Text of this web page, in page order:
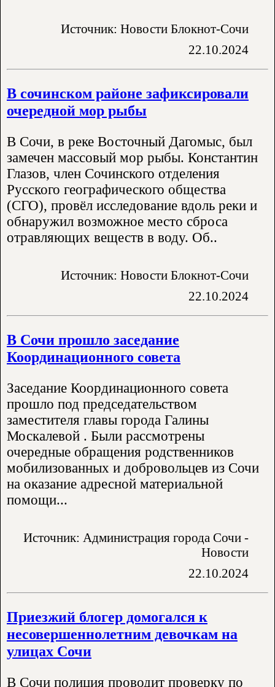
Источник: Новости Блокнот-Сочи
22.10.2024
В сочинском районе зафиксировали
очередной мор рыбы
В Сочи, в реке Восточный Дагомыс, был
замечен массовый мор рыбы. Константин
Глазов, член Сочинского отделения
Русского географического общества
(СГО), провёл исследование вдоль реки и
обнаружил возможное место сброса
отравляющих веществ в воду. Об..
Источник: Новости Блокнот-Сочи
22.10.2024
В Сочи прошло заседание
Координационного совета
Заседание Координационного совета
прошло под председательством
заместителя главы города Галины
Москалевой . Были рассмотрены
очередные обращения родственников
мобилизованных и добровольцев из Сочи
на оказание адресной материальной
помощи...
Источник: Администрация города Сочи -
Новости
22.10.2024
Приезжий блогер домогался к
несовершеннолетним девочкам на
улицах Сочи
В Сочи полиция проводит проверку по